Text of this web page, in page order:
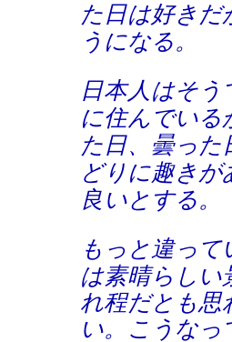
た日は好き
うになる。
日本人はそ
に住んでいる
た日、曇っ
どりに趣き
良いとする。
もっと違って
は素晴らしい
れ程だとも思
い。こうなっ